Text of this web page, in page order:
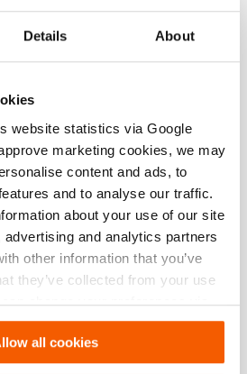
Details About
website statistics via Google
marketing cookies, we may
content and ads, to
and to analyse our traffic.
about your use of our site
and analytics partners
other information that you’ve
they’ve collected from your use
change your preferences via
.
all cookies
en temperatuur
drawing, Wedge, Spring
HW 1000
KB
Download